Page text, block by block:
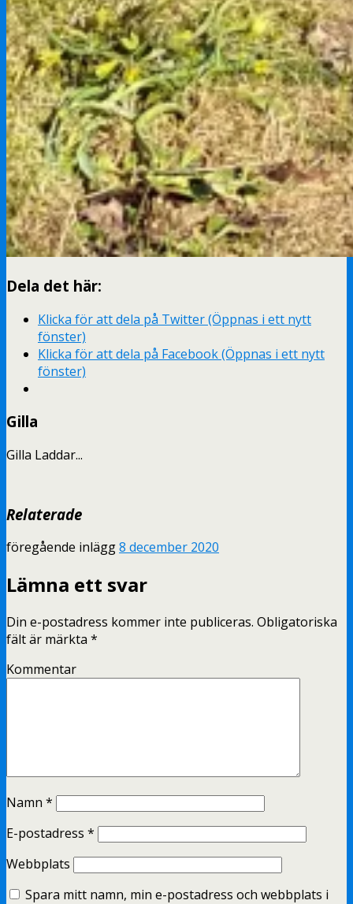
Dela det här:
Klicka för att dela på Twitter (Öppnas i ett nytt
fönster)
Klicka för att dela på Facebook (Öppnas i ett nytt
fönster)
Gilla
Gilla Laddar...
Relaterade
föregående inlägg8 december 2020
Lämna ett svar
Din e-postadress kommer inte publiceras. Obligatoriska
fält är märkta *
Kommentar
Namn *
E-postadress *
Webbplats
Spara mitt namn, min e-postadress och webbplats i